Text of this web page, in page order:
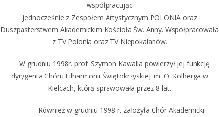
współpracując
jednocześnie z Zespołem Artystycznym POLONIA oraz
Duszpasterstwem Akademickim Kościoła Św. Anny. Współpracowała
z TV Polonia oraz TV Niepokalanów.
W grudniu 1998r. prof. Szymon Kawalla powierzył jej funkcję
dyrygenta Chóru Filharmonii Świętokrzyskiej im. O. Kolberga w
Kielcach, którą sprawowała przez 8 lat.
Również w grudniu 1998 r. założyła Chór Akademicki